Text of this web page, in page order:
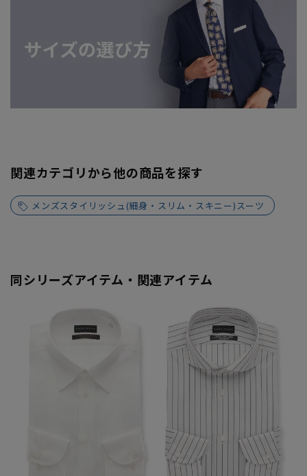
関連カテゴリから他の商品を探す
メンズスタイリッシュ(細身・スリム・スキニー)スーツ
同シリーズアイテム・関連アイテム